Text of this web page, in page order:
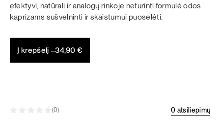
efektyvi, natūrali ir analogų rinkoje neturinti formulė odos
kaprizams sušvelninti ir skaistumui puoselėti.
Į krepšelį –34,90€
(0) 0 atsiliepimų